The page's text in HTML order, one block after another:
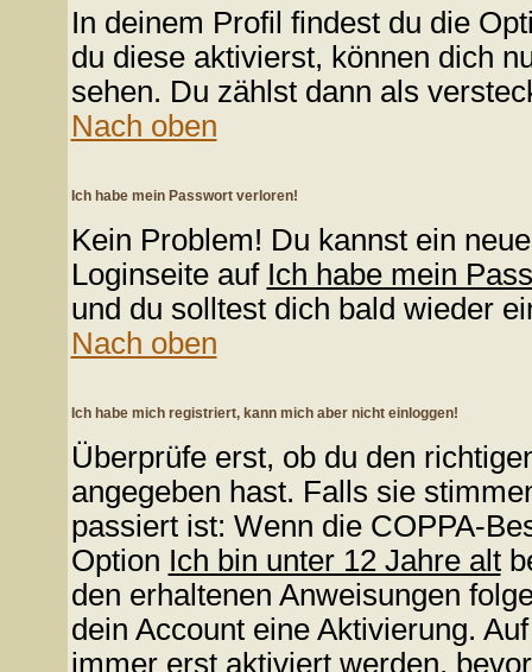
In deinem Profil findest du die
du diese aktivierst, können dich
sehen. Du zählst dann als
Nach oben
Ich habe mein Passwort verloren!
Kein Problem! Du kannst ein
Loginseite auf Ich habe mein
und du solltest dich bald wieder
Nach oben
Ich habe mich registriert, kann mich aber nicht einloggen!
Überprüfe erst, ob du den
angegeben hast. Falls sie
passiert ist: Wenn die COPPA-
Option Ich bin unter 12 Jahre alt
den erhaltenen Anweisungen
dein Account eine Aktivierung.
immer erst aktiviert werden,